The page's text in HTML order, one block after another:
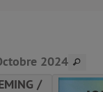
2024
/